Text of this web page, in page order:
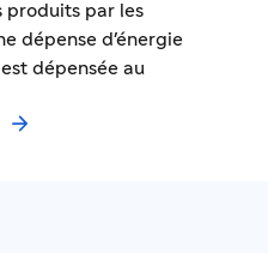
produits par les
dépense d'énergie
dépensée au
